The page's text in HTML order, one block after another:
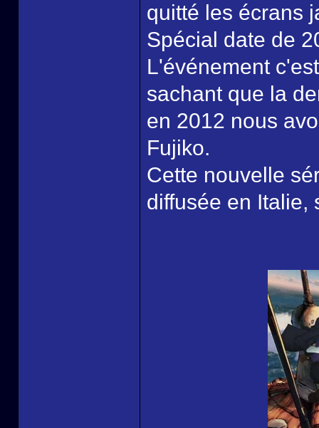
quitté les écrans
Spécial date de
L'événement
sachant que la
en 2012 nous
Fujiko.
Cette nouvelle
diffusée en Italie,